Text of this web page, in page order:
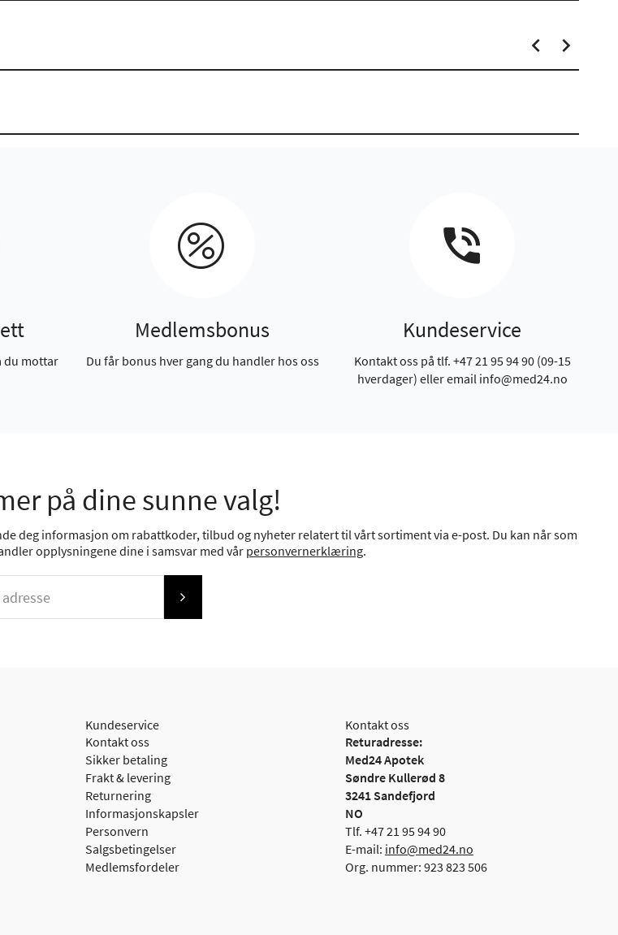
du mottar
Medlemsbonus
Du får bonus hver gang du handler hos oss
Kundeservice
Kontakt oss på tlf. +47 21 95 94 90 (09-15
hverdager) eller email info@med24.no
på dine sunne valg!
deg informasjon om rabattkoder, tilbud og nyheter relatert til vårt sortiment via e-post. Du kan når som
opplysningene dine i samsvar med vår personvernerklæring.
Kundeservice
Kontakt oss
Sikker betaling
Frakt & levering
Returnering
Informasjonskapsler
Personvern
Salgsbetingelser
Medlemsfordeler
Kontakt oss
Returadresse:
Med24 Apotek
Søndre Kullerød 8
3241 Sandefjord
NO
Tlf. +47 21 95 94 90
E-mail: info@med24.no
Org. nummer: 923 823 506